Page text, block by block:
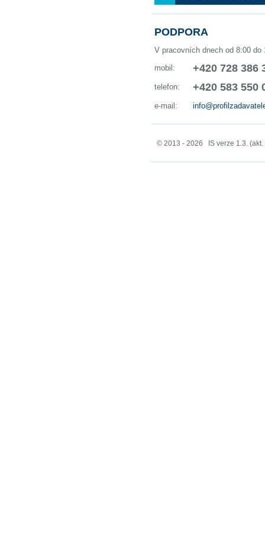
PODPORA
V pracovních dnech od 8:00
mobil:
+420 728 386
telefon: +420 583 550
e-mail:
© 2013 - 2026 IS verze 1.3.